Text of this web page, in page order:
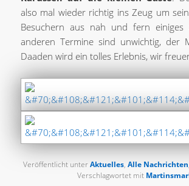
also mal wieder richtig ins Zeug um
Besuchern aus nah und fern einiges
anderen Termine sind unwichtig, der
Daaden wird ein tolles Erlebnis, wir
Veröffentlicht unter Aktuelles, Alle Nachrichten
Verschlagwortet mit